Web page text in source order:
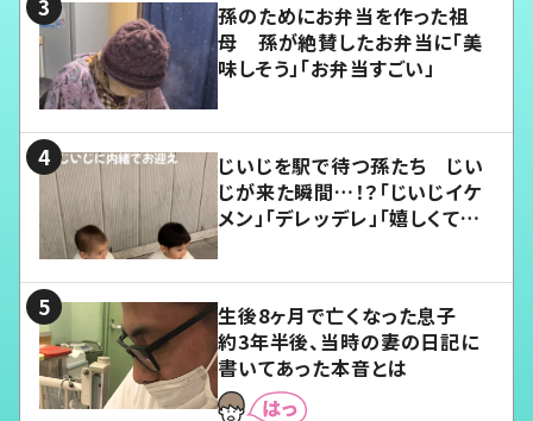
孫のためにお弁当を作った祖
母 孫が絶賛したお弁当に「美
味しそう」「お弁当すごい」
じいじを駅で待つ孫たち じい
じが来た瞬間…！？「じいじイケ
メン」「デレッデレ」「嬉しくて可
生後8ヶ月で亡くなった息子
約3年半後、当時の妻の日記に
書いてあった本音とは